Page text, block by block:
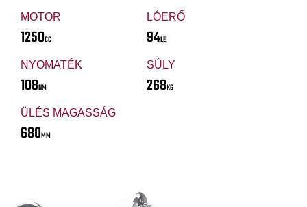
MOTOR
1250CC
LÓERŐ
94LE
NYOMATÉK
108NM
SÚLY
268KG
ÜLÉS MAGASSÁG
680MM